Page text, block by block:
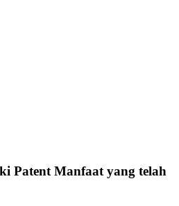
Patent Manfaat yang telah